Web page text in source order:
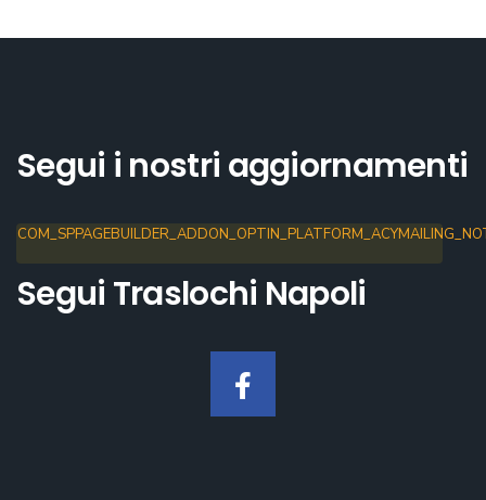
Segui i nostri aggiornamenti
Segui Traslochi Napoli